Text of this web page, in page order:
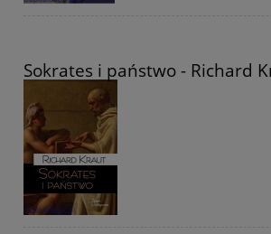
Sokrates i państwo - Richard